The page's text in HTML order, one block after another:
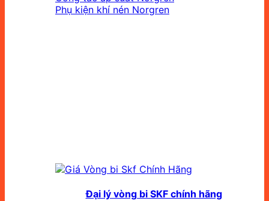
Phụ kiện khí nén Norgren
Đại lý vòng bi SKF chính hãng